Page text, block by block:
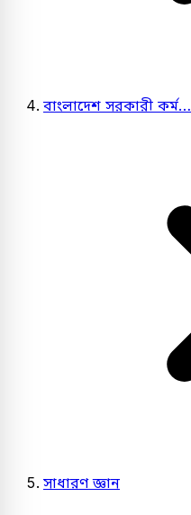
বাংলাদেশ সরকারী কর্ম…
সাধারণ জ্ঞান